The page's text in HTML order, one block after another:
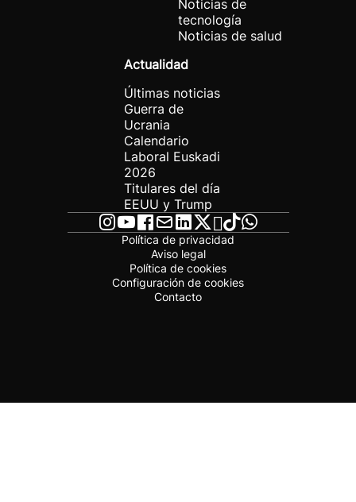
Noticias de
tecnología
Noticias de salud
Actualidad
Últimas noticias
Guerra de
Ucrania
Calendario
Laboral Euskadi
2026
Titulares del día
EEUU y Trump
Política de privacidad
Aviso legal
Política de cookies
Configuración de cookies
Contacto